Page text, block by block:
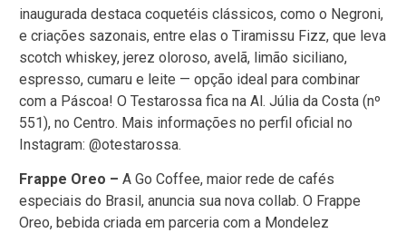
inaugurada destaca coquetéis clássicos, como o Negroni,
e criações sazonais, entre elas o Tiramissu Fizz, que leva
scotch whiskey, jerez oloroso, avelã, limão siciliano,
espresso, cumaru e leite — opção ideal para combinar
com a Páscoa! O Testarossa fica na Al. Júlia da Costa (nº
551), no Centro. Mais informações no perfil oficial no
Instagram: @otestarossa.
Frappe Oreo – A Go Coffee, maior rede de cafés
especiais do Brasil, anuncia sua nova collab. O Frappe
Oreo, bebida criada em parceria com a Mondelez